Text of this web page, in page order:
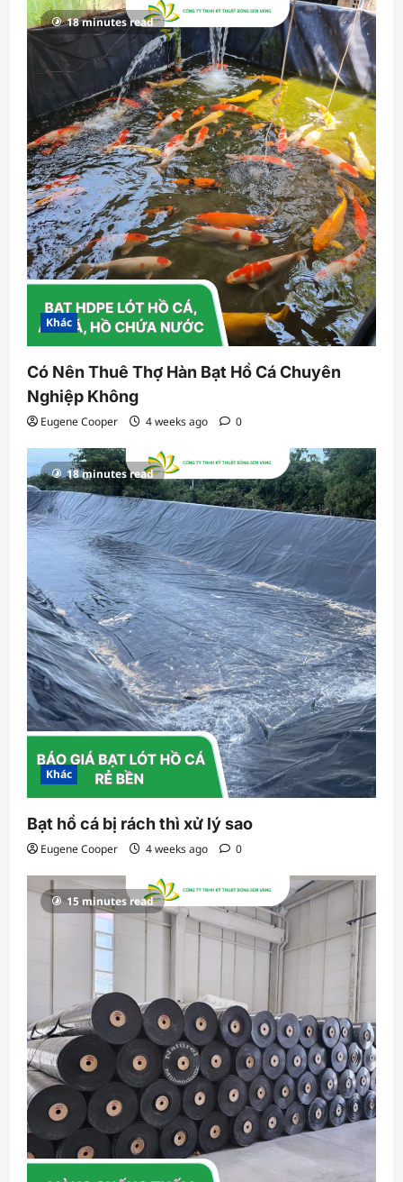
18 minutes read
Khác
Có Nên Thuê Thợ Hàn Bạt Hồ Cá Chuyên
Nghiệp Không
Eugene Cooper 4 weeks ago 0
18 minutes read
Khác
Bạt hồ cá bị rách thì xử lý sao
Eugene Cooper 4 weeks ago 0
15 minutes read